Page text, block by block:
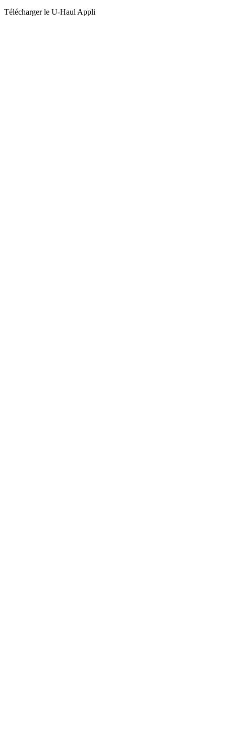
Télécharger le U-Haul Appli